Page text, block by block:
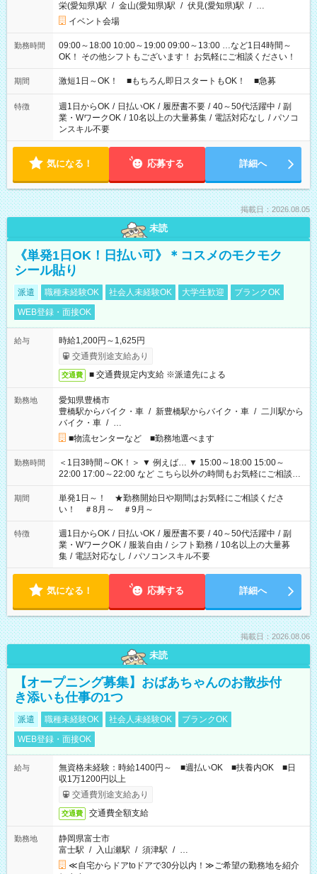
栄(愛知県)駅 / 金山(愛知県)駅 / 伏見(愛知県)駅 / …
イベント会場
勤務時間
09:00～18:00 10:00～19:00 09:00～13:00 …など1日4時間～
OK！ その他シフトもございます！ お気軽にご相談ください！
期間 激短1日～OK！ ■もちろん即日スタートもOK！ ■急募
特徴 週1日からOK / 日払いOK / 履歴書不要 / 40～50代活躍中 / 副
業・WワークOK / 10名以上の大量募集 / 電話対応なし / パソコ
ンスキル不要
気になる！ 応募する 詳細へ
掲載日：2026.08.05
未読
《単発1日OK！日払い可》＊コスメのモクモク
シール貼り
派遣 職種未経験OK 社会人未経験OK 大学生歓迎
ブランクOK
WEB登録・面接OK
給与
時給1,200円～1,625円
交通費別途支給あり
交通費 ■ 交通費規定内支給 ※派遣先による
勤務地
愛知県豊橋市
豊橋駅からバイク・車 / 新豊橋駅からバイク・車 / 二川駅から
バイク・車 / …
■物流センターなど ■勤務地選べます
勤務時間
＜1日3時間～OK！＞ ▼ 例えば… ▼ 15:00～18:00 15:00～
22:00 17:00～22:00 など こちら以外の時間もお気軽にご相談く
ださい！
期間
単発1日～！ ★勤務開始日や期間はお気軽にご相談くださ
い！ ＃8月～ ＃9月～
特徴 週1日からOK / 日払いOK / 履歴書不要 / 40～50代活躍中 / 副
業・WワークOK / 服装自由 / シフト勤務 / 10名以上の大量募
集 / 電話対応なし / パソコンスキル不要
気になる！ 応募する 詳細へ
掲載日：2026.08.06
未読
【オープニング募集】おばあちゃんのお散歩付
き添いも仕事の1つ
派遣 職種未経験OK 社会人未経験OK
ブランクOK
WEB登録・面接OK
給与
無資格未経験：時給1400円～ ■週払いOK ■扶養内OK ■日
収1万1200円以上
交通費別途支給あり
交通費 交通費全額支給
勤務地
静岡県富士市
富士駅 / 入山瀬駅 / 須津駅 / …
≪自宅からドアtoドアで30分以内！≫ご希望の勤務地を紹介